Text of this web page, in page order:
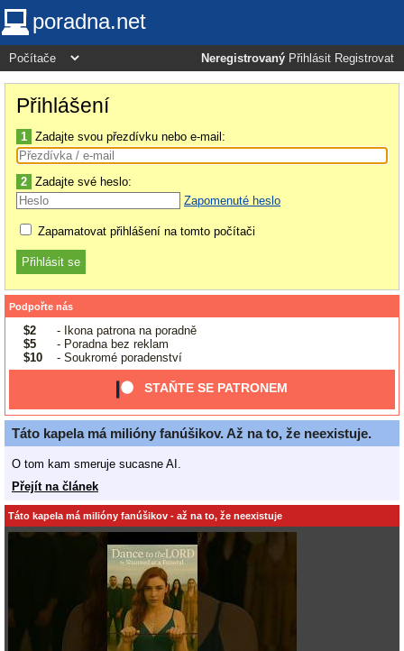
poradna.net
Neregistrovaný Přihlásit Registrovat
Přihlášení
1 Zadajte svou přezdívku nebo e-mail:
2 Zadajte své heslo:
Zapomenuté heslo
Zapamatovat přihlášení na tomto počítači
Podpořte nás
$2
- Ikona patrona na poradně
$5
- Poradna bez reklam
$10
- Soukromé poradenství
STAŇTE SE PATRONEM
Táto kapela má milióny fanúšikov. Až na to, že neexistuje.
O tom kam smeruje sucasne AI.
Přejít na článek
Táto kapela má milióny fanúšikov - až na to, že neexistuje